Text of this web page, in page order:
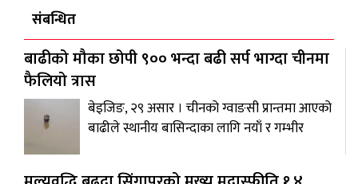
संबन्धित
बाढीको मौका छोपी ९०० भन्दा बढी सर्प भाग्दा चीनमा
फैलियो त्रास
बेइजिङ, २९ असार । चीनको ग्वाङसी प्रान्तमा आएको
बाढीले स्थानीय बासिन्दाका लागि नयाँ र गम्भीर